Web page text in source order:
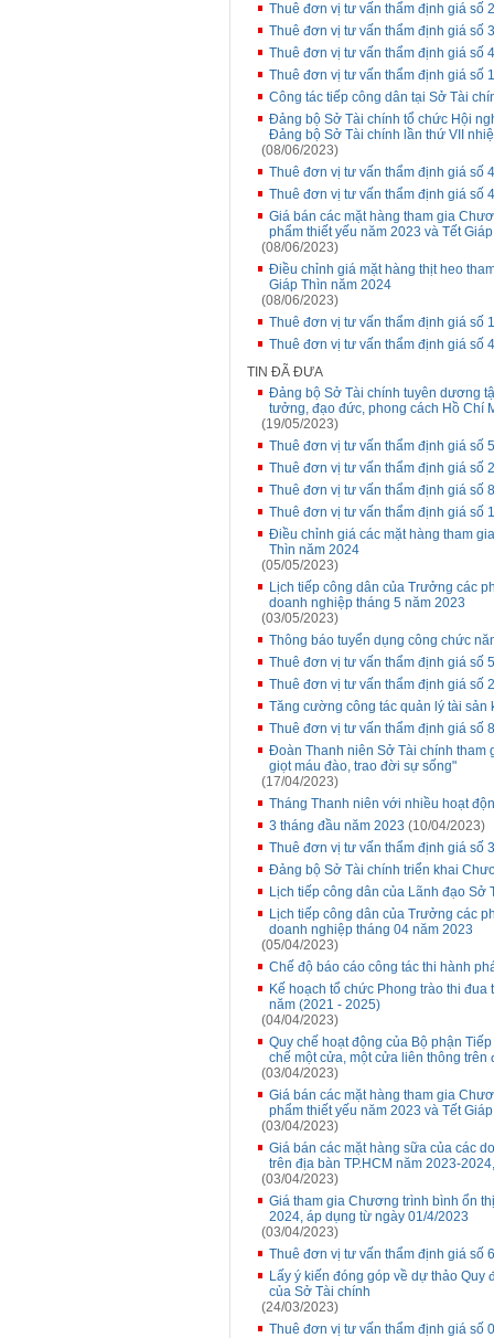
Thuê đơn vị tư vấn thẩm định giá số
Thuê đơn vị tư vấn thẩm định giá số
Thuê đơn vị tư vấn thẩm định giá số
Thuê đơn vị tư vấn thẩm định giá số
Công tác tiếp công dân tại Sở Tài
Đảng bộ Sở Tài chính tổ chức Hội
Đảng bộ Sở Tài chính lần thứ VII
(08/06/2023)
Thuê đơn vị tư vấn thẩm định giá số
Thuê đơn vị tư vấn thẩm định giá số
Giá bán các mặt hàng tham gia
phẩm thiết yếu năm 2023 và Tết
(08/06/2023)
Điều chỉnh giá mặt hàng thịt heo
Giáp Thìn năm 2024
(08/06/2023)
Thuê đơn vị tư vấn thẩm định giá số
Thuê đơn vị tư vấn thẩm định giá số
TIN ĐÃ ĐƯA
Đảng bộ Sở Tài chính tuyên dương
tưởng, đạo đức, phong cách Hồ Chí
(19/05/2023)
Thuê đơn vị tư vấn thẩm định giá số
Thuê đơn vị tư vấn thẩm định giá số
Thuê đơn vị tư vấn thẩm định giá số
Thuê đơn vị tư vấn thẩm định giá số
Điều chỉnh giá các mặt hàng tham
Thìn năm 2024
(05/05/2023)
Lịch tiếp công dân của Trưởng các
doanh nghiệp tháng 5 năm 2023
(03/05/2023)
Thông báo tuyển dụng công chức
Thuê đơn vị tư vấn thẩm định giá số
Thuê đơn vị tư vấn thẩm định giá số
Tăng cường công tác quản lý tài
Thuê đơn vị tư vấn thẩm định giá số
Đoàn Thanh niên Sở Tài chính tham
giọt máu đào, trao đời sự sống"
(17/04/2023)
Tháng Thanh niên với nhiều hoạt
3 tháng đầu năm 2023 (10/04/2023)
Thuê đơn vị tư vấn thẩm định giá số
Đảng bộ Sở Tài chính triển khai
Lịch tiếp công dân của Lãnh đạo Sở
Lịch tiếp công dân của Trưởng các
doanh nghiệp tháng 04 năm 2023
(05/04/2023)
Chế độ báo cáo công tác thi hành
Kế hoạch tổ chức Phong trào thi
năm (2021 - 2025)
(04/04/2023)
Quy chế hoạt động của Bộ phận
chế một cửa, một cửa liên thông
(03/04/2023)
Giá bán các mặt hàng tham gia
phẩm thiết yếu năm 2023 và Tết
(03/04/2023)
Giá bán các mặt hàng sữa của các
trên địa bàn TP.HCM năm 2023-
(03/04/2023)
Giá tham gia Chương trình bình ổn
2024, áp dụng từ ngày 01/4/2023
(03/04/2023)
Thuê đơn vị tư vấn thẩm định giá số
Lấy ý kiến đóng góp về dự thảo
của Sở Tài chính
(24/03/2023)
Thuê đơn vị tư vấn thẩm định giá số